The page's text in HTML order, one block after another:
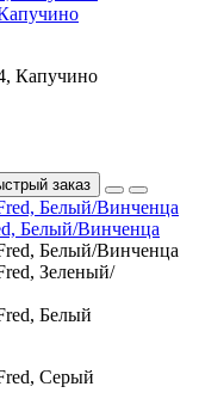
заказ
Белый/Винченца